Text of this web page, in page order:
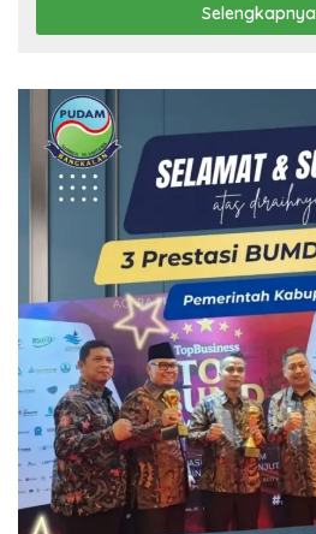
Selengkapnya